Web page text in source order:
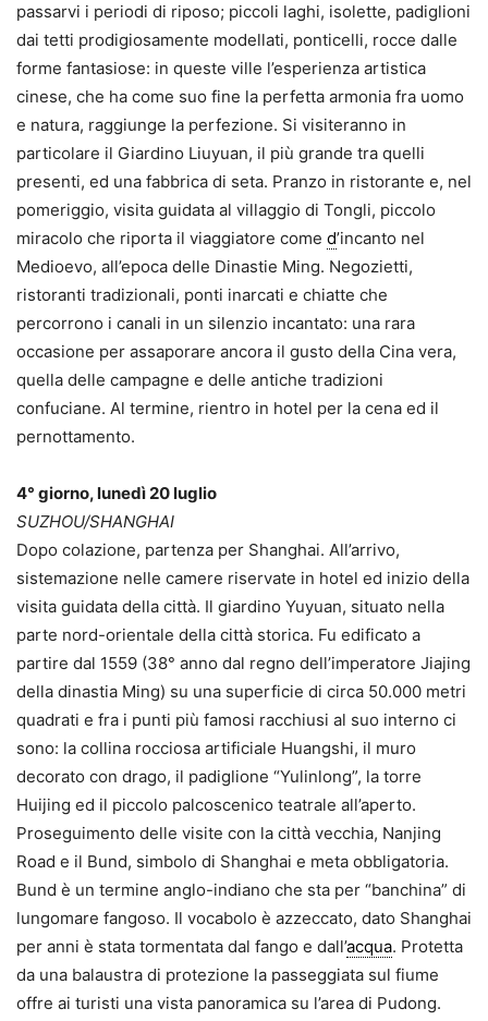
passarvi i periodi di riposo; piccoli laghi, isolette, padiglioni
dai tetti prodigiosamente modellati, ponticelli, rocce dalle
forme fantasiose: in queste ville l’esperienza artistica
cinese, che ha come suo fine la perfetta armonia fra uomo
e natura, raggiunge la perfezione. Si visiteranno in
particolare il Giardino Liuyuan, il più grande tra quelli
presenti, ed una fabbrica di seta. Pranzo in ristorante e, nel
pomeriggio, visita guidata al villaggio di Tongli, piccolo
miracolo che riporta il viaggiatore come d’incanto nel
Medioevo, all’epoca delle Dinastie Ming. Negozietti,
ristoranti tradizionali, ponti inarcati e chiatte che
percorrono i canali in un silenzio incantato: una rara
occasione per assaporare ancora il gusto della Cina vera,
quella delle campagne e delle antiche tradizioni
confuciane. Al termine, rientro in hotel per la cena ed il
pernottamento.
4° giorno, lunedì 20 luglio
SUZHOU/SHANGHAI
Dopo colazione, partenza per Shanghai. All’arrivo,
sistemazione nelle camere riservate in hotel ed inizio della
visita guidata della città. Il giardino Yuyuan, situato nella
parte nord-orientale della città storica. Fu edificato a
partire dal 1559 (38° anno dal regno dell’imperatore Jiajing
della dinastia Ming) su una superficie di circa 50.000 metri
quadrati e fra i punti più famosi racchiusi al suo interno ci
sono: la collina rocciosa artificiale Huangshi, il muro
decorato con drago, il padiglione “Yulinlong”, la torre
Huijing ed il piccolo palcoscenico teatrale all’aperto.
Proseguimento delle visite con la città vecchia, Nanjing
Road e il Bund, simbolo di Shanghai e meta obbligatoria.
Bund è un termine anglo-indiano che sta per “banchina” di
lungomare fangoso. Il vocabolo è azzeccato, dato Shanghai
per anni è stata tormentata dal fango e dall’acqua. Protetta
da una balaustra di protezione la passeggiata sul fiume
offre ai turisti una vista panoramica su l’area di Pudong.